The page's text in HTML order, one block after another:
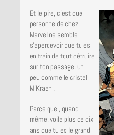
Et le pire, c’est que
personne de chez
Marvel ne semble
s’apercevoir que tu es
en train de tout détruire
sur ton passage, un
peu comme le cristal
M’Kraan .
Parce que , quand
même, voila plus de dix
ans que tu es le grand